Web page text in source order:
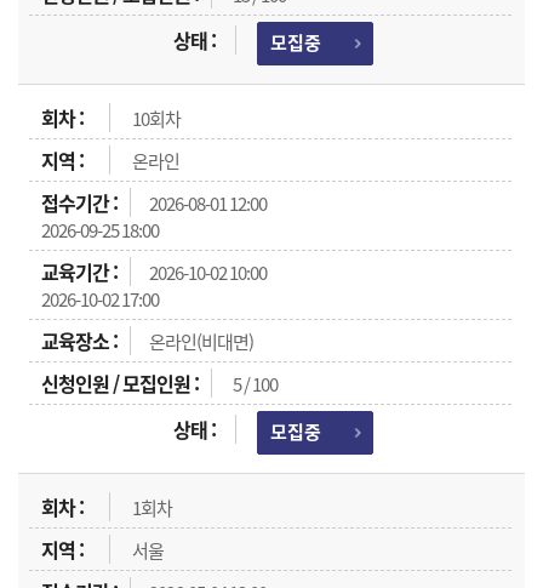
모집중
10회차
온라인
2026-08-01 12:00
2026-09-25 18:00
2026-10-02 10:00
2026-10-02 17:00
온라인(비대면)
5 / 100
모집중
1회차
서울